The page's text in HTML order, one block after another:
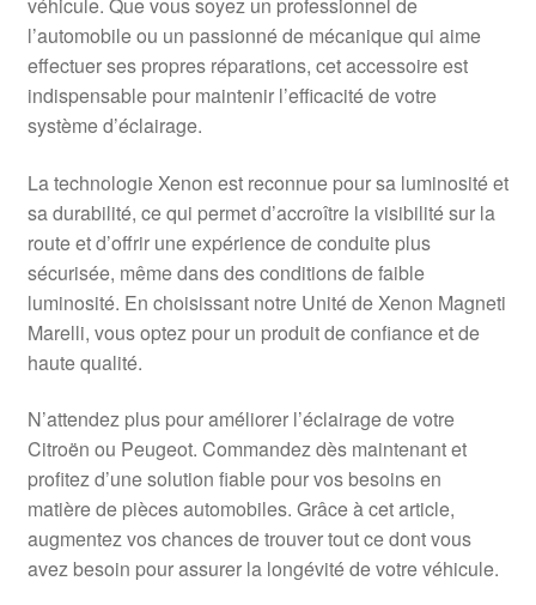
Panier
Plainte
Procédure de Réclamation
Termes et conditions
l’automobile ou un passionné de mécanique qui aime
effectuer ses propres réparations, cet accessoire est
indispensable pour maintenir l’efficacité de votre
système d’éclairage.
La technologie Xenon est reconnue pour sa luminosité et
sa durabilité, ce qui permet d’accroître la visibilité sur la
route et d’offrir une expérience de conduite plus
sécurisée, même dans des conditions de faible
luminosité. En choisissant notre Unité de Xenon Magneti
Marelli, vous optez pour un produit de confiance et de
haute qualité.
N’attendez plus pour améliorer l’éclairage de votre
Citroën ou Peugeot. Commandez dès maintenant et
profitez d’une solution fiable pour vos besoins en
matière de pièces automobiles. Grâce à cet article,
augmentez vos chances de trouver tout ce dont vous
avez besoin pour assurer la longévité de votre véhicule.